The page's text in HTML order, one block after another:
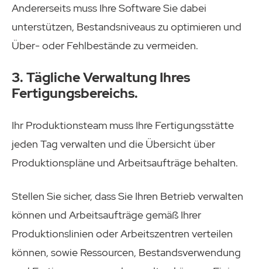
Andererseits muss Ihre Software Sie dabei
unterstützen, Bestandsniveaus zu optimieren und
Über- oder Fehlbestände zu vermeiden.
3. Tägliche Verwaltung Ihres
Fertigungsbereichs.
Ihr Produktionsteam muss Ihre Fertigungsstätte
jeden Tag verwalten und die Übersicht über
Produktionspläne und Arbeitsaufträge behalten.
Stellen Sie sicher, dass Sie Ihren Betrieb verwalten
können und Arbeitsaufträge gemäß Ihrer
Produktionslinien oder Arbeitszentren verteilen
können, sowie Ressourcen, Bestandsverwendung